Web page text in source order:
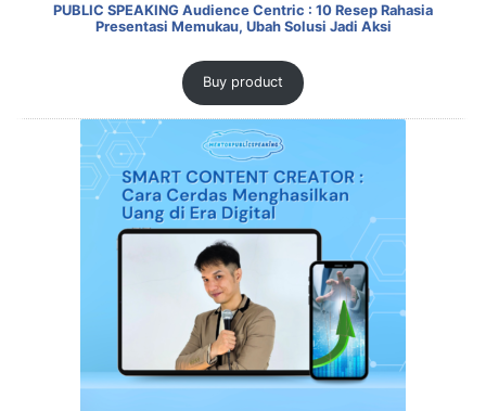
PUBLIC SPEAKING Audience Centric : 10 Resep Rahasia
Presentasi Memukau, Ubah Solusi Jadi Aksi
Buy product